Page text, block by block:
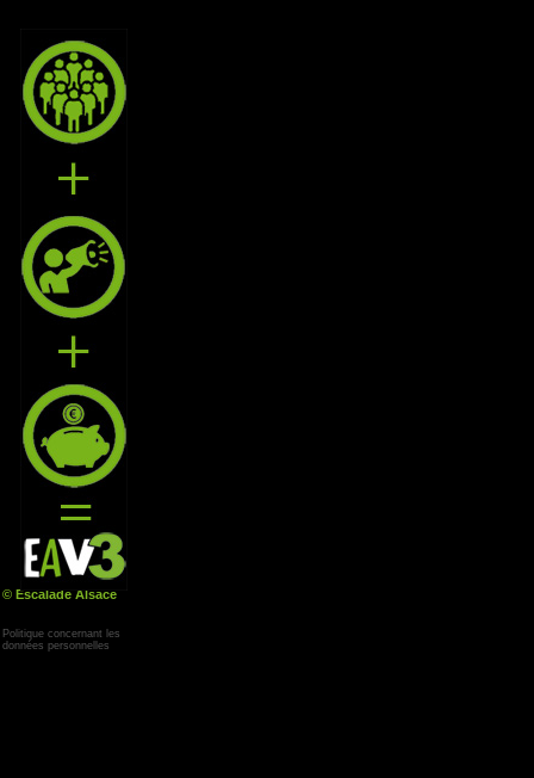
© Escalade Alsace
Politique concernant les
données personnelles